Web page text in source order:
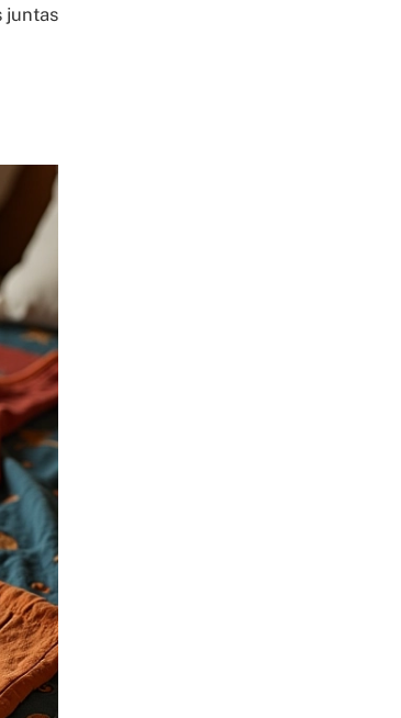
juntas